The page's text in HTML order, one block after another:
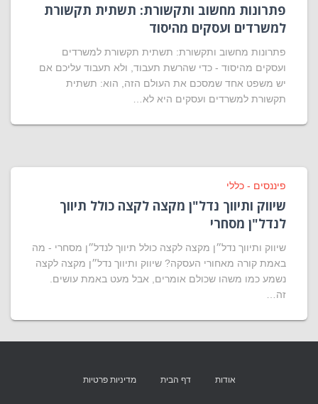
פתרונות מחשוב ותקשורת: תשתית תקשורת
למשרדים ועסקים מהיסוד
פתרונות מחשוב ותקשורת: תשתית תקשורת למשרדים
ועסקים מהיסוד - כדי שהרשת תעבוד, ולא תעבוד עליכם אם
יש משפט אחד שמסכם את העולם הזה, הוא: תשתית
תקשורת למשרדים ועסקים היא לא…
פיננסים - כללי
שיווק ותיווך נדל"ן מקצה לקצה כולל תיווך
לנדל"ן מסחרי
שיווק ותיווך נדל״ן מקצה לקצה כולל תיווך לנדל״ן מסחרי - מה
באמת קורה מאחורי העסקה? שיווק ותיווך נדל״ן מקצה לקצה
נשמע כמו משהו שכולם אומרים, אבל מעט באמת עושים.
זה…
אודות דף הבית מדיניות פרטיות